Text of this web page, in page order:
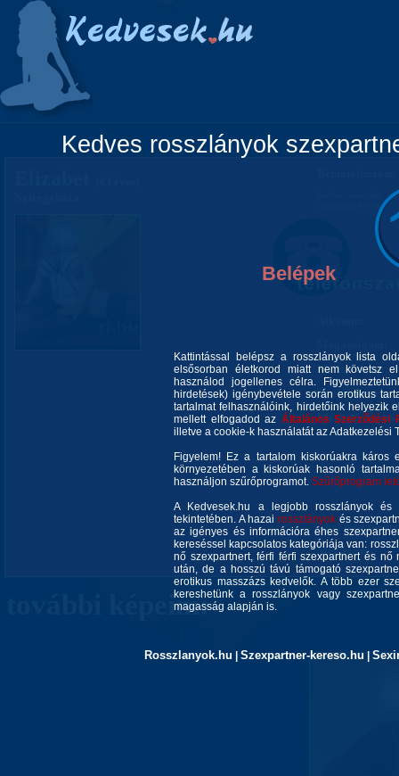
Kedves rosszlányok
Belépek
Kattintással belépsz a rosszlányok lista
elsősorban életkorod miatt nem követsz
használod jogellenes célra.
hirdetések) igénybevétele során erotikus
tartalmat felhasználóink, hirdetőink helyezik
mellett elfogadod az Általános Szerződési
illetve a cookie-k használatát az Adatkezelési
Figyelem! Ez a tartalom kiskorúakra káros
környezetében a kiskorúak hasonló
használjon szűrőprogramot. Szűrőprogram
A Kedvesek.hu a legjobb rosszlányok és
tekintetében. A hazairosszlányok és
az igényes és információra éhes
kereséssel kapcsolatos kategóriája van:
nő szexpartnert, férfi férfi szexpartnert és
után, de a hosszú távú támogató
erotikus masszázs kedvelők. A több ezer
kereshetünk a rosszlányok vagy
magasság alapján is.
Rosszlanyok.hu Szexpartner-kereso.hu
Kedves rosszlány
tapasztalatok miatt.
Mellméretem:
Nyelvismeret:
Elérhetőségem:
Ahol még
Megjelenés:
további képeim: